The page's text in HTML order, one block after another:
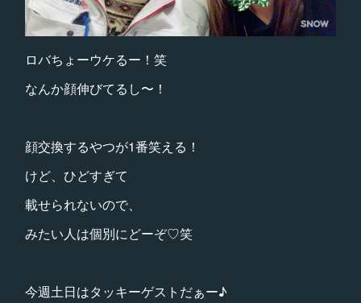
ロバちょーウケるー！笑
なんか顔伸びてるし〜！
顔交換するやつが1番笑える！
けど、ひどすぎて
載せられないので、
みたい人は個別にどーぞ♡笑
今週土日はタッキーゲストだぁー♪